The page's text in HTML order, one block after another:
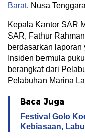
Barat, Nusa
Kepala Kantor SAR
SAR, Fathur
berdasarkan
Insiden bermula
berangkat dari
Pelabuhan Marina
Baca Juga
Festival Golo
Kebiasaan,